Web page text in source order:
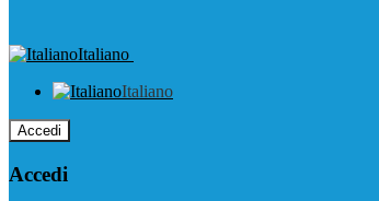
Italiano
Italiano
Accedi
Accedi